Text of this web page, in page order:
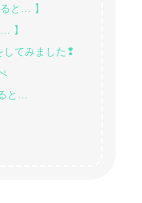
と… 】
】
してみました❢
と…